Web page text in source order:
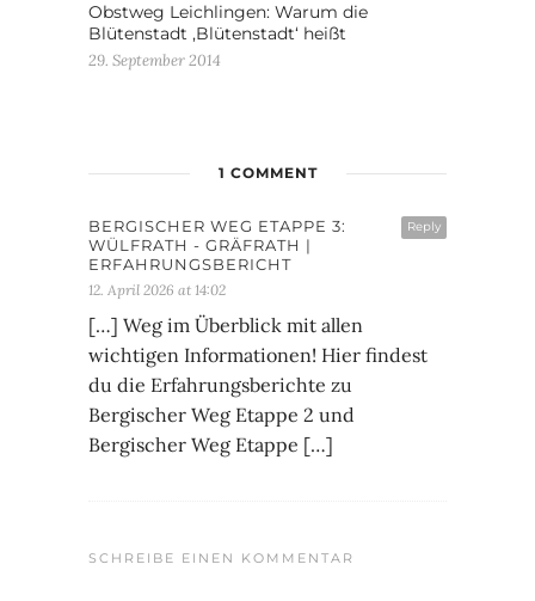
Obstweg Leichlingen: Warum die
Blütenstadt ‚Blütenstadt‘ heißt
29. September 2014
1 COMMENT
Reply
BERGISCHER WEG ETAPPE 3:
WÜLFRATH - GRÄFRATH |
ERFAHRUNGSBERICHT
12. April 2026 at 14:02
[…] Weg im Überblick mit allen
wichtigen Informationen! Hier findest
du die Erfahrungsberichte zu
Bergischer Weg Etappe 2 und
Bergischer Weg Etappe […]
SCHREIBE EINEN KOMMENTAR